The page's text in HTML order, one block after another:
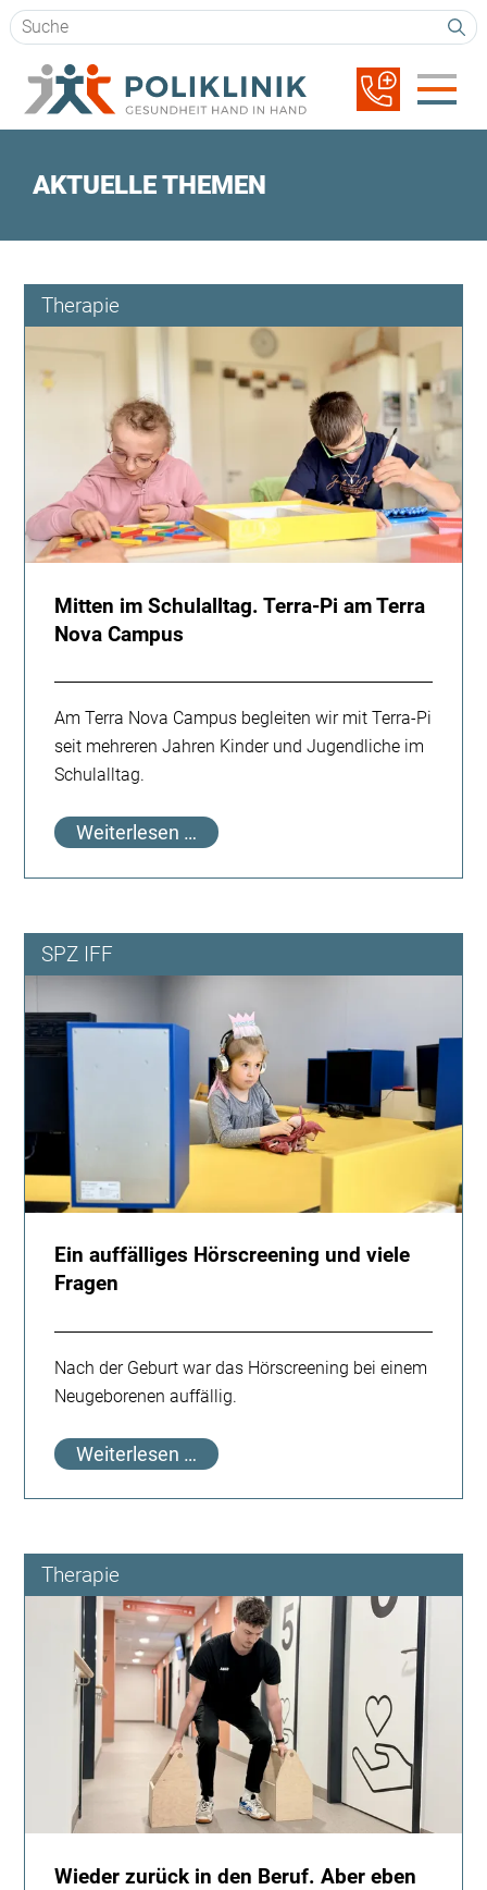
Suchbegriffe
Navigation
überspringen
AKTUELLE THEMEN
Therapie
Mitten im Schulalltag. Terra-Pi am Terra
Nova Campus
Am Terra Nova Campus begleiten wir mit Terra-Pi
seit mehreren Jahren Kinder und Jugendliche im
Schulalltag.
Weiterlesen … Mitten
Schulalltag.
Pi
Terra
Nova
Campus
SPZ IFF
Ein auffälliges Hörscreening und viele
Fragen
Nach der Geburt war das Hörscreening bei einem
Neugeborenen auffällig.
Weiterlesen … Ein
auffälliges
Hörscreening
viele
Therapie
Wieder zurück in den Beruf. Aber eben